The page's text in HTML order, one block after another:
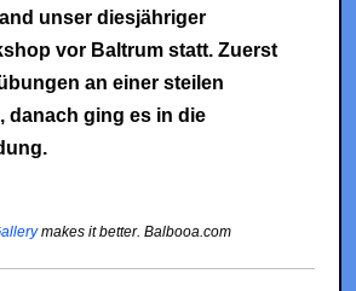
unser diesjähriger
vor Baltrum statt. Zuerst
an einer steilen
danach ging es in die
makes it better. Balbooa.com